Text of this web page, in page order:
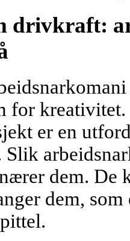
drivkraft:
for
er en
Slik
dem. De
dem,